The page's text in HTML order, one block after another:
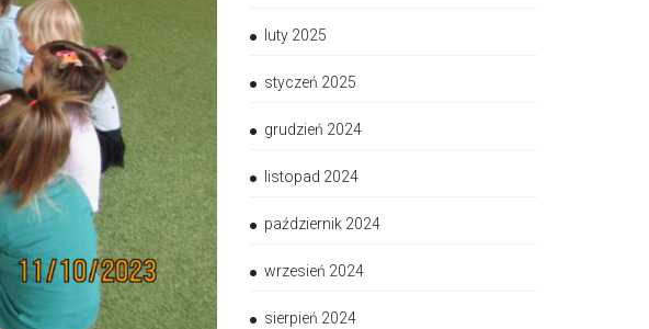
luty 2025
styczeń 2025
grudzień 2024
listopad 2024
październik 2024
wrzesień 2024
sierpień 2024